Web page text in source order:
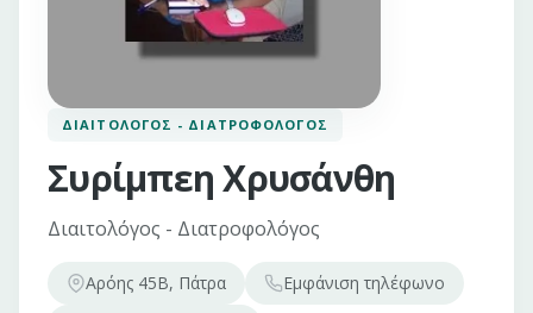
ΔΙΑΙΤΟΛΌΓΟΣ - ΔΙΑΤΡΟΦΟΛΌΓΟΣ
Συρίμπεη Χρυσάνθη
Διαιτολόγος - Διατροφολόγος
Αρόης 45Β, Πάτρα Εμφάνιση τηλέφωνο